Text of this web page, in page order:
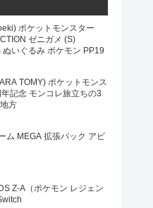
ポケットモンスター
ゼニガメ (S)
いぐるみ ポケモン PP19
TOMY) ポケットモンス
記念 モンコレ旅立ちの3
方
ム MEGA 拡張パック アビ
Z-A（ポケモン レジェン